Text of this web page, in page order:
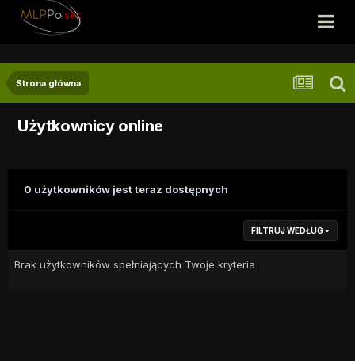
Strona główna
Użytkownicy online
0 użytkowników jest teraz dostępnych
FILTRUJ WEDŁUG
Brak użytkowników spełniających Twoje kryteria